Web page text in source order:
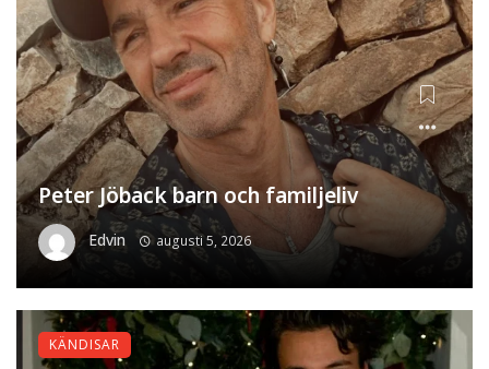
Peter Jöback barn och familjeliv
Edvin augusti 5, 2026
KÄNDISAR